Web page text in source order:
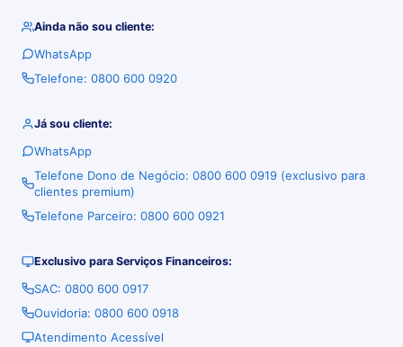
Ainda não sou cliente:
WhatsApp
Telefone: 0800 600 0920
Já sou cliente:
WhatsApp
Telefone Dono de Negócio: 0800 600 0919 (exclusivo para
clientes premium)
Telefone Parceiro: 0800 600 0921
Exclusivo para Serviços Financeiros:
SAC: 0800 600 0917
Ouvidoria: 0800 600 0918
Atendimento Acessível